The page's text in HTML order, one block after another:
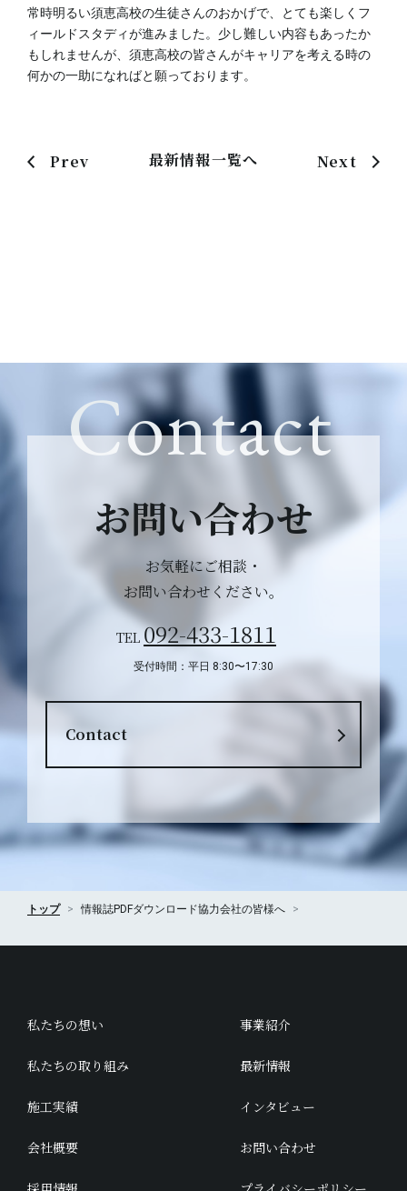
常時明るい須恵高校の生徒さんのおかげで、とても楽しくフ
ィールドスタディが進みました。少し難しい内容もあったか
もしれませんが、須恵高校の皆さんがキャリアを考える時の
何かの一助になればと願っております。
Next
最新情報一覧へ
Prev
Contact
お問い合わせ
お気軽にご相談・
お問い合わせください。
TEL 092-433-1811
受付時間：平日 8:30〜17:30
Contact
トップ 情報誌PDFダウンロード協力会社の皆様へ
私たちの想い
私たちの取り組み
施工実績
会社概要
事業紹介
最新情報
インタビュー
お問い合わせ